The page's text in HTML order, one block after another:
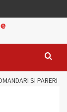
SI PARERI